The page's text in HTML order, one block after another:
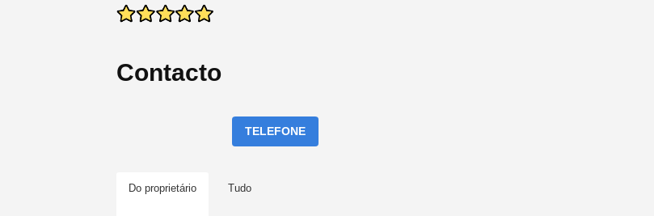
Contacto
TELEFONE
Do proprietário Tudo